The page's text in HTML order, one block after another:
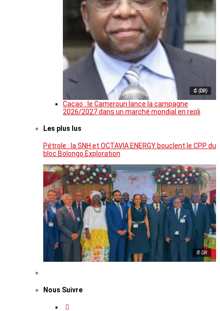
© (DR)
Cacao : le Cameroun lance la campagne
2026/2027 dans un marché mondial en repli
Les plus lus
Pétrole : la SNH et OCTAVIA ENERGY bouclent le CPP du
bloc Bolongo Exploration
© DR
Nous Suivre